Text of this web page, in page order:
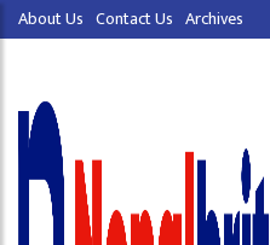
About Us Contact Us Archives